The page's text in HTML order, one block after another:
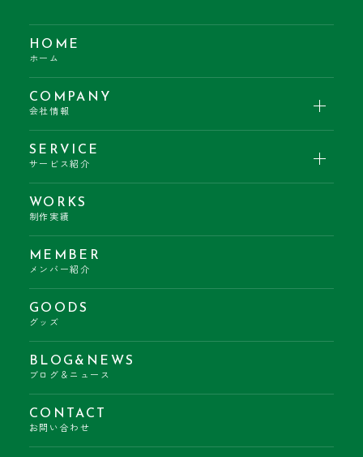
HOME
ホーム
COMPANY
会社情報
SERVICE
サービス紹介
WORKS
制作実績
MEMBER
メンバー紹介
GOODS
グッズ
BLOG&NEWS
ブログ＆ニュース
CONTACT
お問い合わせ